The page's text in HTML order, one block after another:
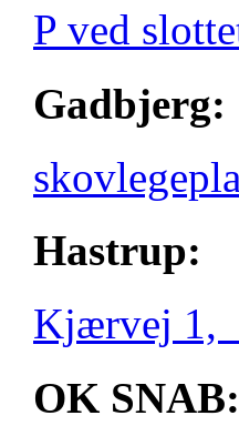
P ved
Gadbjerg:
Hastrup:
Kjærvej 1,
OK SNAB: